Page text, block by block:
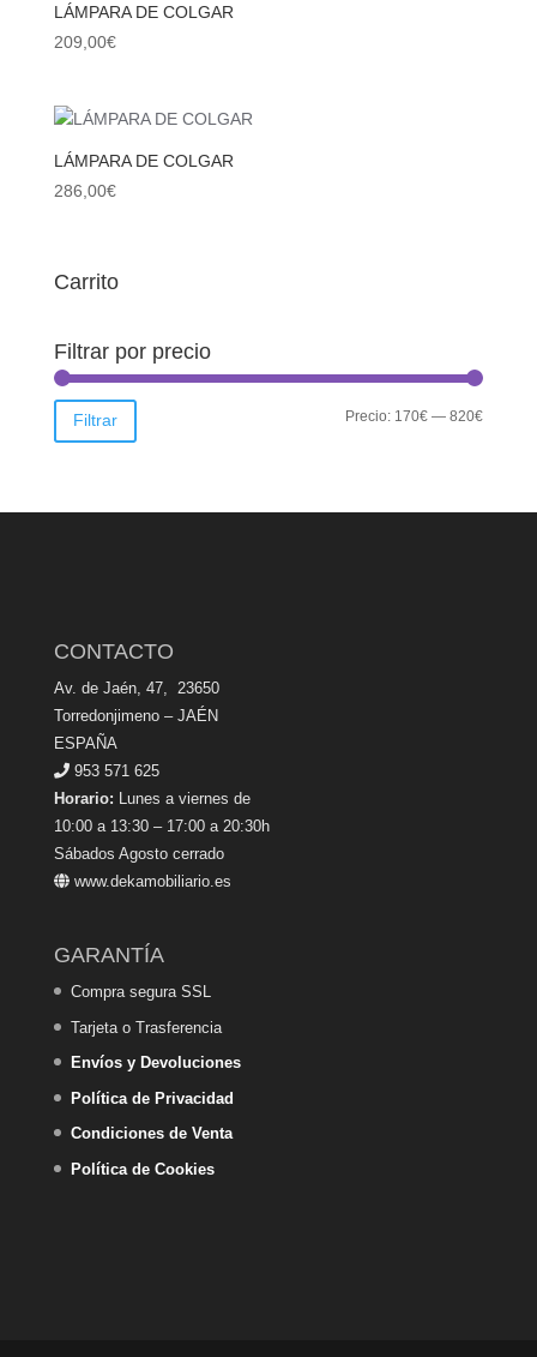
LÁMPARA DE COLGAR
209,00€
LÁMPARA DE COLGAR
286,00€
Carrito
Filtrar por precio
Precio
Precio
Filtrar Precio: 170€ —820€
CONTACTO
Av. de Jaén, 47, 23650
Torredonjimeno – JAÉN
ESPAÑA
953 571 625
Horario: Lunes a viernes de
10:00 a 13:30 – 17:00 a 20:30h
Sábados Agosto cerrado
www.dekamobiliario.es
GARANTÍA
Compra segura SSL
Tarjeta o Trasferencia
Envíos y Devoluciones
Política de Privacidad
Condiciones de Venta
Política de Cookies